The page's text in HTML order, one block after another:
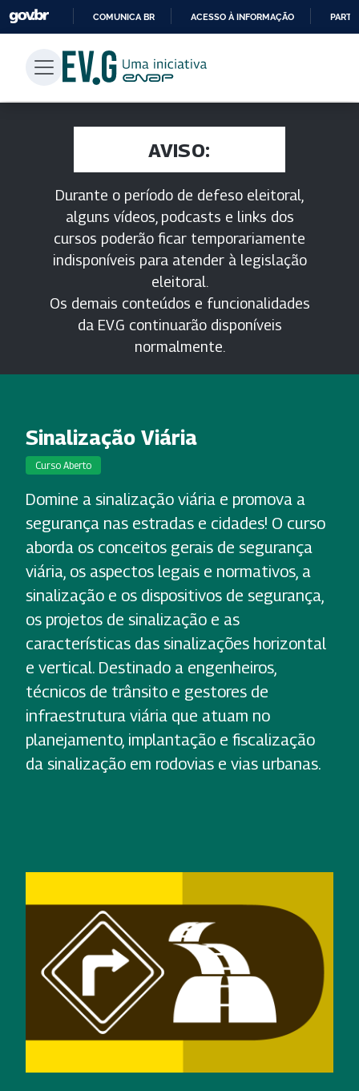
PARA
CONTEÚDO
COMUNICA BR ACESSO À INFORMAÇÃO
AVISO:
Durante o período de defeso eleitoral,
alguns vídeos, podcasts e links dos
cursos poderão ficar temporariamente
indisponíveis para atender à legislação
eleitoral.
Os demais conteúdos e funcionalidades
da EV.G continuarão disponíveis
normalmente.
Sinalização Viária
Curso Aberto
Domine a sinalização viária e promova a
segurança nas estradas e cidades! O curso
aborda os conceitos gerais de segurança
viária, os aspectos legais e normativos, a
sinalização e os dispositivos de segurança,
os projetos de sinalização e as
características das sinalizações horizontal
e vertical. Destinado a engenheiros,
técnicos de trânsito e gestores de
infraestrutura viária que atuam no
planejamento, implantação e fiscalização
da sinalização em rodovias e vias urbanas.